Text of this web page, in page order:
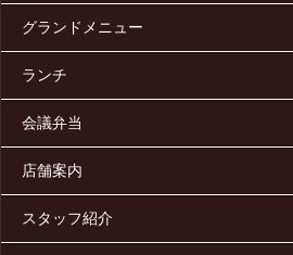
グランドメニュー
ランチ
会議弁当
店舗案内
スタッフ紹介